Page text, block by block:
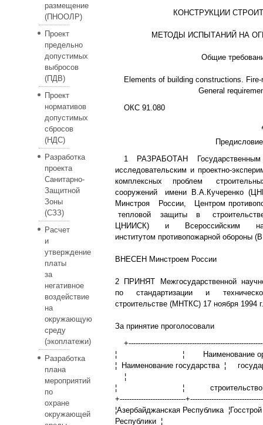
размещение
(ПНООЛР)
Проект
предельно
допустимых
выбросов
(ПДВ)
Проект
нормативов
допустимых
сбросов
(НДС)
Разработка
проекта
Санитарно-
Защитной
Зоны
(СЗЗ)
Расчет
и
утверждение
платы
за
негативное
воздействие
на
окружающую
среду
(экоплатежи)
Разработка
плана
мероприятий
по
охране
окружающей
КОНСТРУКЦИИ
МЕТОДЫ ИСПЫТАНИЙ НА
Общие
Elements of building constructions.
General
ОКС 91.080
Предисловие
1 РАЗРАБОТАН
исследовательским и проектно-
комплексных проблем
сооружений
имени В.А.Кучеренко
Минстроя
России,
Центром
тепловой
защиты в
ЦНИИСК)
и Всероссийским
институтом противопожарной
ВНЕСЕН Минстроем России
2 ПРИНЯТ Межгосударственной
по стандартизации и
строительстве (МНТКС) 17 ноября 1994 г.
За принятие проголосовали
¦ ¦ Наименование
¦ Наименование государства ¦
¦
¦ ¦
+----------------------------
¦Азербайджанская Республика
Республики ¦